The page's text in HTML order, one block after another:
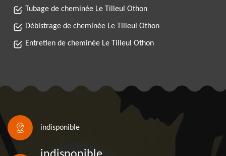
Tubage de cheminée Le Tilleul Othon
Débistrage de cheminée Le Tilleul Othon
Entretien de cheminée Le Tilleul Othon
indisponible